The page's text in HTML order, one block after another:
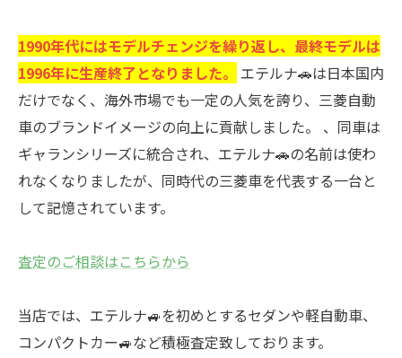
1990年代にはモデルチェンジを繰り返し、最終モデルは
1996年に生産終了となりました。
エテルナ🚗は日本国内
だけでなく、海外市場でも一定の人気を誇り、三菱自動
車のブランドイメージの向上に貢献しました。 、同車は
ギャランシリーズに統合され、エテルナ🚗の名前は使わ
れなくなりましたが、同時代の三菱車を代表する一台と
して記憶されています。
査定のご相談はこちらから
当店では、エテルナ🚙を初めとするセダンや軽自動車、
コンパクトカー🚙など積極査定致しております。